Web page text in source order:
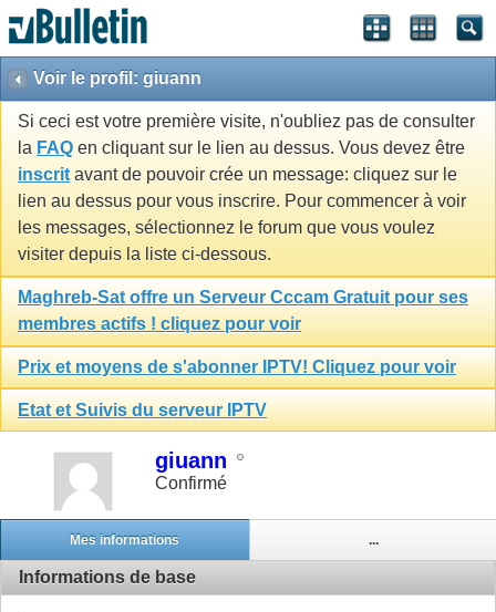
Voir le profil: giuann
Si ceci est votre première visite, n'oubliez pas de consulter
la FAQ en cliquant sur le lien au dessus. Vous devez être
inscrit avant de pouvoir crée un message: cliquez sur le
lien au dessus pour vous inscrire. Pour commencer à voir
les messages, sélectionnez le forum que vous voulez
visiter depuis la liste ci-dessous.
Maghreb-Sat offre un Serveur Cccam Gratuit pour ses
membres actifs ! cliquez pour voir
Prix et moyens de s'abonner IPTV! Cliquez pour voir
Etat et Suivis du serveur IPTV
giuann
Confirmé
Mes informations ...
Informations de base